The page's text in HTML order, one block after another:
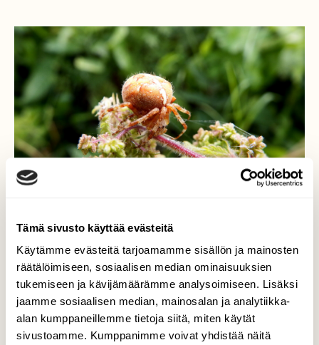
Tämä sivusto käyttää evästeitä
Käytämme evästeitä tarjoamamme sisällön ja mainosten
räätälöimiseen, sosiaalisen median ominaisuuksien
tukemiseen ja kävijämäärämme analysoimiseen. Lisäksi
jaamme sosiaalisen median, mainosalan ja analytiikka-
alan kumppaneillemme tietoja siitä, miten käytät
sivustoamme. Kumppanimme voivat yhdistää näitä
Ristihämähäkki
Ristihämähäkki odotteli verkon luona